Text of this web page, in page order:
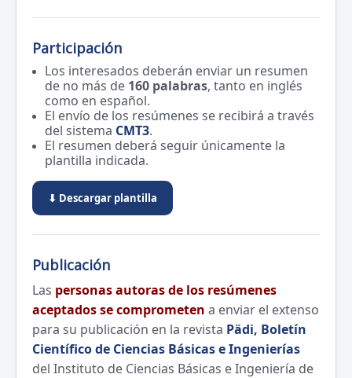
Participación
Los interesados deberán enviar un resumen
de no más de 160 palabras, tanto en inglés
como en español.
El envío de los resúmenes se recibirá a través
del sistema CMT3.
El resumen deberá seguir únicamente la
plantilla indicada.
⬇ Descargar plantilla
Publicación
Las personas autoras de los resúmenes
aceptados se comprometen a enviar el extenso
para su publicación en la revista Pädi, Boletín
Científico de Ciencias Básicas e Ingenierías
del Instituto de Ciencias Básicas e Ingeniería de